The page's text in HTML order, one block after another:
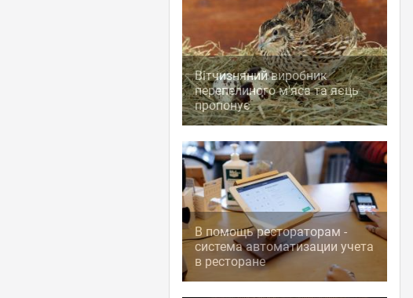
Вітчизняний виробник
перепелиного м'яса та яєць
пропонує
В помощь рестораторам -
система автоматизации учета
в ресторане